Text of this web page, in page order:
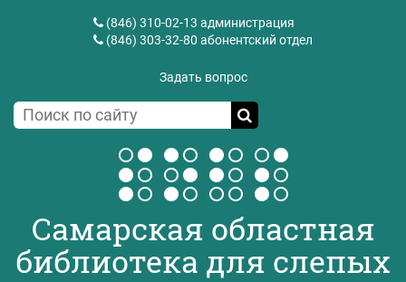
(846) 310-02-13 администрация
(846) 303-32-80 абонентский отдел
Задать вопрос
Самарская областная
библиотека для слепых